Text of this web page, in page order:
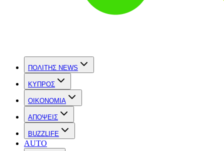
ΠΟΛΙΤΗΣ NEWS
ΚΥΠΡΟΣ
OIKONOMIA
ΑΠΟΨΕΙΣ
BUZZLIFE
AUTO